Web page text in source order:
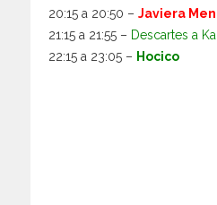
20:15 a 20:50 – Javiera
21:15 a 21:55 – Descartes a
22:15 a 23:05 – Hocico